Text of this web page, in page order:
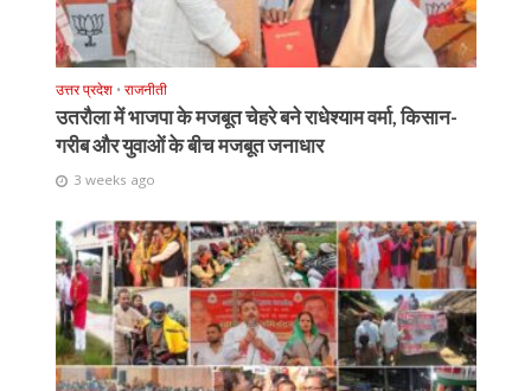
उत्तर प्रदेश • राजनीती
उतरौला में भाजपा के मजबूत चेहरे बने राधेश्याम वर्मा, किसान-
गरीब और युवाओं के बीच मजबूत जनाधार
3 weeks ago